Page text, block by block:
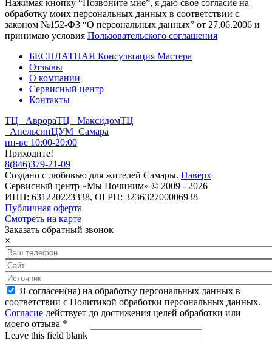
Нажимая кнопку “Позвоните мне”, я даю свое согласие на
обработку моих персональных данных в соответствии с
законом №152-ФЗ “О персональных данных” от 27.06.2006 и
принимаю условия Пользовательского соглашения
БЕСПЛАТНАЯ Консультация Мастера
Отзывы
О компании
Сервисный центр
Контакты
ТЦ АврораТЦ МаксидомТЦ
АпельсинЦУМ Самара
пн-вс 10:00-20:00
Приходите!
8(846)379-21-09
Создано с любовью для жителей Самары. Наверх
Сервисный центр «Мы Починим» © 2009 - 2026
ИНН: 631220223338, ОГРН: 323632700006938
Публичная оферта
Смотреть на карте
Заказать обратный звонок
×
Я согласен(на) на обработку персональных данных в
соответствии с Политикой обработки персональных данных.
Согласие действует до достижения целей обработки или
моего отзыва *
Leave this field blank